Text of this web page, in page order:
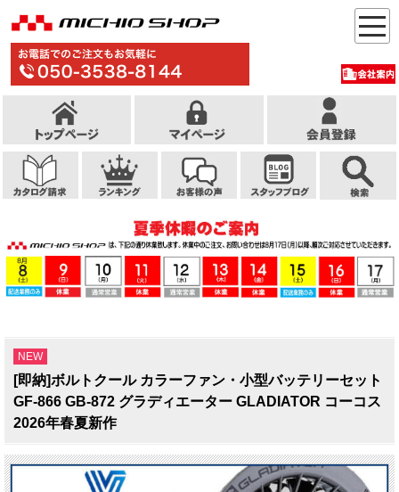
NEW
[即納]ボルトクール カラーファン・小型バッテリーセット
GF-866 GB-872 グラディエーター GLADIATOR コーコス
2026年春夏新作